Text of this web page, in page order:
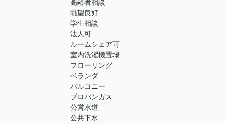
高齢者相談
眺望良好
学生相談
法人可
ルームシェア可
室内洗濯機置場
フローリング
ベランダ
バルコニー
プロパンガス
公営水道
公共下水